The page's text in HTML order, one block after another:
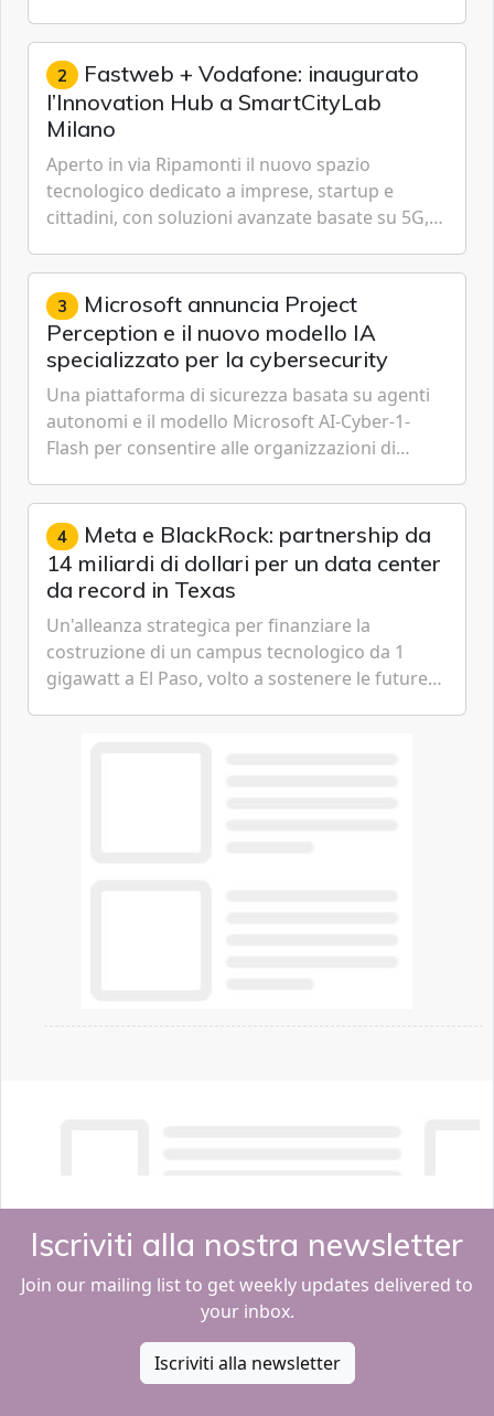
2 Fastweb + Vodafone: inaugurato
l’Innovation Hub a SmartCityLab
Milano
Aperto in via Ripamonti il nuovo spazio
tecnologico dedicato a imprese, startup e
cittadini, con soluzioni avanzate basate su 5G,
Cybersecurity.
3 Microsoft annuncia Project
Perception e il nuovo modello IA
specializzato per la cybersecurity
Una piattaforma di sicurezza basata su agenti
autonomi e il modello Microsoft AI-Cyber-1-
Flash per consentire alle organizzazioni di
gestione continua del rischio.
4 Meta e BlackRock: partnership da
14 miliardi di dollari per un data center
da record in Texas
Un'alleanza strategica per finanziare la
costruzione di un campus tecnologico da 1
gigawatt a El Paso, volto a sostenere le future
Iscriviti alla nostra newsletter
Join our mailing list to get weekly updates delivered to
your inbox.
Iscriviti alla newsletter